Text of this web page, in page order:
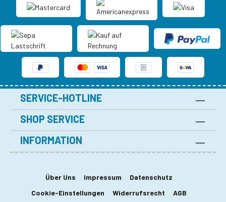
SERVICE-HOTLINE
SHOP SERVICE
INFORMATION
Über Uns Impressum
Datenschutz
Cookie-Einstellungen
Widerrufsrecht AGB